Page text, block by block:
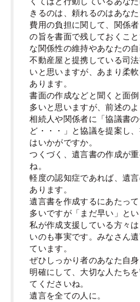
きるのは、頼れるのはあなた
費用の負担に関して、関係
の旨を書面で残しておくこ
な関係性の維持やあなたの自
不動産屋と提携している司
いと思いますが、あまり柔
あります。
書面の作成などと聞くと面
多いと思いますが、前述の
相続人や関係者に「協議書
ど・・・」と協議を提案し
はいかがですか。
つくづく、遺言書の作成が
ね。
軽度の認知症であれば、遺
あります。
遺言書を作成するにあたっ
多いですが「まだ早い」とい
私が作成支援している方々
いのも事実です。みなさん
ています。
ぜひしっかり者のあなた自
明確にして、大切な人たち
てくださいね。
遺言を全ての人に。